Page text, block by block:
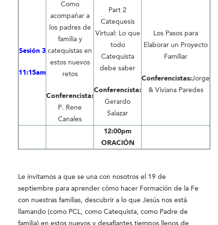
Sesión 3
11:15am
Como
acompañar a
los padres de
familia y
catequistas en
estos nuevos
retos
Conferencista:
P. Rene
Canales
Part 2
Catequesis
Virtual: Lo que
todo
Catequista
debe saber
Conferencista:
Gerardo
Salazar
Los Pasos para
Elaborar un Proyecto
Familiar
Conferencistas:Jorge
& Viviana Paredes
12:00pm
ORACIÓN
Le invitamos a que se una con nosotros el 19 de
septiembre para aprender cómo hacer Formación de la Fe
con nuestras familias, descubrir a lo que Jesús nos está
llamando (como PCL, como Catequista, como Padre de
familia) en estos nuevos y desafiantes tiempos llenos de